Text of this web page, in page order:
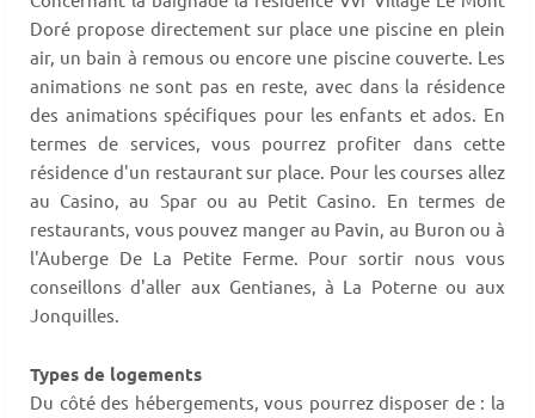
Doré propose directement sur place une piscine en plein
air, un bain à remous ou encore une piscine couverte. Les
animations ne sont pas en reste, avec dans la résidence
des animations spécifiques pour les enfants et ados. En
termes de services, vous pourrez profiter dans cette
résidence d'un restaurant sur place. Pour les courses allez
au Casino, au Spar ou au Petit Casino. En termes de
restaurants, vous pouvez manger au Pavin, au Buron ou à
l'Auberge De La Petite Ferme. Pour sortir nous vous
conseillons d'aller aux Gentianes, à La Poterne ou aux
Jonquilles.
Types de logements
Du côté des hébergements, vous pourrez disposer de : la